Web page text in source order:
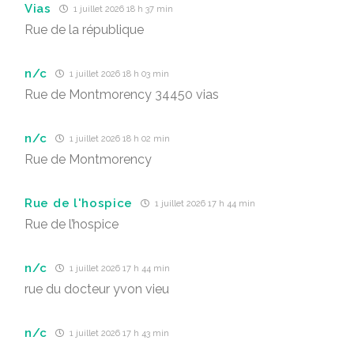
Vias 1 juillet 2026 18 h 37 min
Rue de la république
n/c 1 juillet 2026 18 h 03 min
Rue de Montmorency 34450 vias
n/c 1 juillet 2026 18 h 02 min
Rue de Montmorency
Rue de l'hospice 1 juillet 2026 17 h 44 min
Rue de l’hospice
n/c 1 juillet 2026 17 h 44 min
rue du docteur yvon vieu
n/c 1 juillet 2026 17 h 43 min